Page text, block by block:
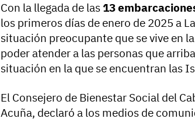
Con la llegada de las 13
los primeros días de enero de 2025 a
situación preocupante que se vive en
poder atender a las personas que
situación en la que se encuentran las
El Consejero de Bienestar Social del
Acuña, declaró a los medios de